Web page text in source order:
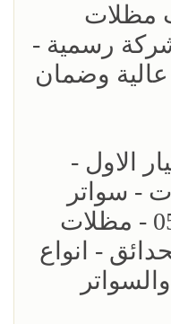
تركيب مظلات
رسمية -
وضمان
الاول -
- سواتر
الرياض - 0500559613 - مظلات
- انواع